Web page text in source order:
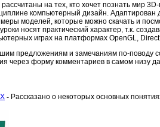
на тех, кто хочет познать мир
компьютерный дизайн. Адаптирован
моделей, которые можно скачать и
носят практический характер, т.к.
играх на платформах OpenGL,
предложениям и замечаниям по-поводу
через форму комментариев в самом низу
- Рассказано о некоторых основных